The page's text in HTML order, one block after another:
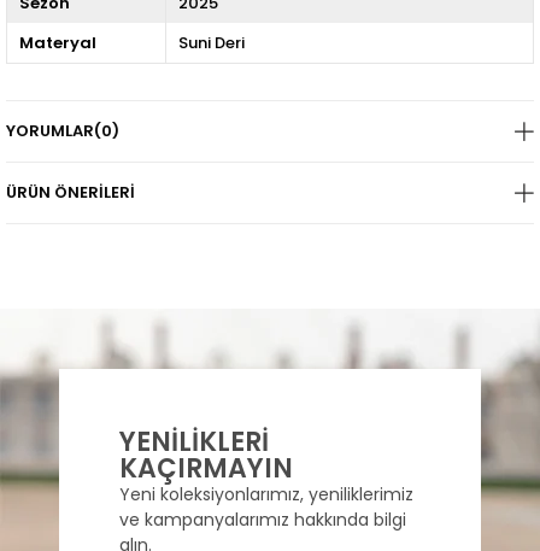
Materyal
Suni Deri
YORUMLAR(0)
ÜRÜN ÖNERILERI
YENİLİKLERİ
KAÇIRMAYIN
Yeni koleksiyonlarımız, yeniliklerimiz
ve kampanyalarımız hakkında bilgi
alın.